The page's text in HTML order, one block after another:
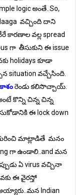
logic అంతే..So,
laaga వచ్చింది దాని
కారణాల వల్ల spread
గా తీసుకుని ఈ issue
holidays కూడా
situation వచ్చేసింది.
రెండు కలిసొచ్చాయ్.
కొన్ని చిన్న చిన్న
ఈ lock down
మాట్లాడితే మనం
గా ఉండాలి..and మన
ఏ virus వచ్చినా
ఈ వైరస్తో
Indian